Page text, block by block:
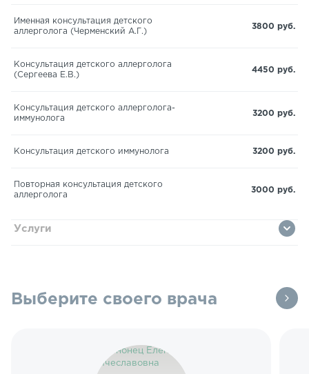
Именная консультация детского
аллерголога (Черменский А.Г.)
3800 руб.
Консультация детского аллерголога
(Сергеева Е.В.)
4450 руб.
Консультация детского аллерголога-
иммунолога
3200 руб.
Консультация детского иммунолога 3200 руб.
Повторная консультация детского
аллерголога
3000 руб.
Услуги
Выберите своего врача